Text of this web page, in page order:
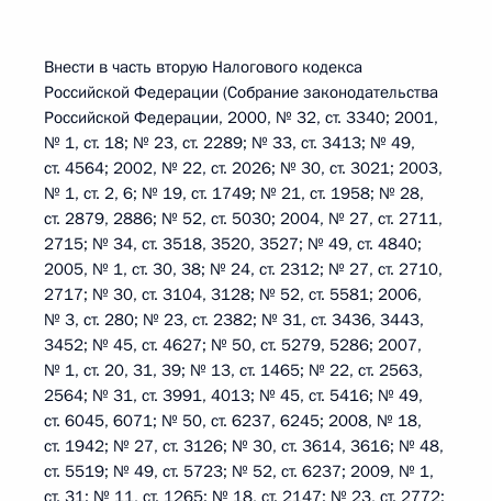
Внести в часть вторую Налогового кодекса
Российской Федерации (Собрание законодательства
Российской Федерации, 2000, № 32, ст. 3340; 2001,
№ 1, ст. 18; № 23, ст. 2289; № 33, ст. 3413; № 49,
ст. 4564; 2002, № 22, ст. 2026; № 30, ст. 3021; 2003,
№ 1, ст. 2, 6; № 19, ст. 1749; № 21, ст. 1958; № 28,
ст. 2879, 2886; № 52, ст. 5030; 2004, № 27, ст. 2711,
2715; № 34, ст. 3518, 3520, 3527; № 49, ст. 4840;
2005, № 1, ст. 30, 38; № 24, ст. 2312; № 27, ст. 2710,
2717; № 30, ст. 3104, 3128; № 52, ст. 5581; 2006,
№ 3, ст. 280; № 23, ст. 2382; № 31, ст. 3436, 3443,
3452; № 45, ст. 4627; № 50, ст. 5279, 5286; 2007,
№ 1, ст. 20, 31, 39; № 13, ст. 1465; № 22, ст. 2563,
2564; № 31, ст. 3991, 4013; № 45, ст. 5416; № 49,
ст. 6045, 6071; № 50, ст. 6237, 6245; 2008, № 18,
ст. 1942; № 27, ст. 3126; № 30, ст. 3614, 3616; № 48,
ст. 5519; № 49, ст. 5723; № 52, ст. 6237; 2009, № 1,
ст. 31; № 11, ст. 1265; № 18, ст. 2147; № 23, ст. 2772;